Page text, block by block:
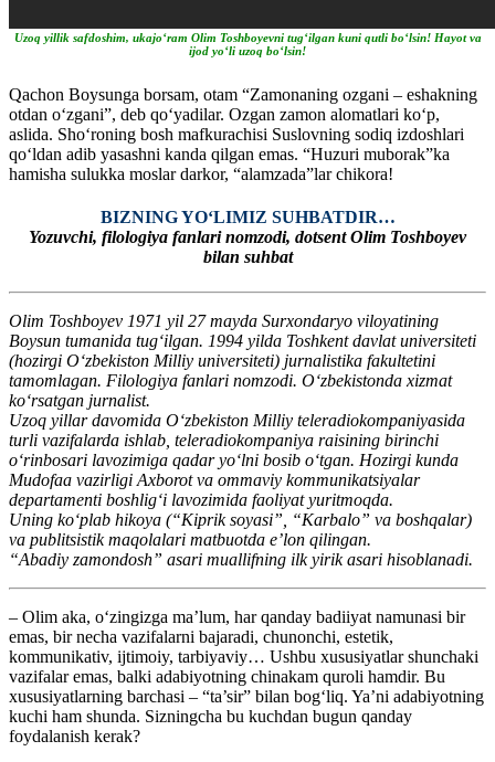
Uzoq yillik safdoshim, ukajo‘ram Olim Toshboyevni tug‘ilgan kuni qutli bo‘lsin! Hayot va
ijod yo‘li uzoq bo‘lsin!
Qachon Boysunga borsam, otam “Zamonaning ozgani – eshakning
otdan o‘zgani”, deb qo‘yadilar. Ozgan zamon alomatlari ko‘p,
aslida. Sho‘roning bosh mafkurachisi Suslovning sodiq izdoshlari
qo‘ldan adib yasashni kanda qilgan emas. “Huzuri muborak”ka
hamisha sulukka moslar darkor, “alamzada”lar chikora!
BIZNING YO‘LIMIZ SUHBATDIR…
Yozuvchi, filologiya fanlari nomzodi, dotsent Olim Toshboyev
bilan suhbat
Olim Toshboyev 1971 yil 27 mayda Surxondaryo viloyatining
Boysun tumanida tug‘ilgan. 1994 yilda Toshkent davlat universiteti
(hozirgi O‘zbekiston Milliy universiteti) jurnalistika fakultetini
tamomlagan. Filologiya fanlari nomzodi. O‘zbekistonda xizmat
ko‘rsatgan jurnalist.
Uzoq yillar davomida O‘zbekiston Milliy teleradiokompaniyasida
turli vazifalarda ishlab, teleradiokompaniya raisining birinchi
o‘rinbosari lavozimiga qadar yo‘lni bosib o‘tgan. Hozirgi kunda
Mudofaa vazirligi Axborot va ommaviy kommunikatsiyalar
departamenti boshlig‘i lavozimida faoliyat yuritmoqda.
Uning ko‘plab hikoya (“Kiprik soyasi”, “Karbalo” va boshqalar)
va publitsistik maqolalari matbuotda e’lon qilingan.
“Abadiy zamondosh” asari muallifning ilk yirik asari hisoblanadi.
– Olim aka, o‘zingizga ma’lum, har qanday badiiyat namunasi bir
emas, bir necha vazifalarni bajaradi, chunonchi, estetik,
kommunikativ, ijtimoiy, tarbiyaviy… Ushbu xususiyatlar shunchaki
vazifalar emas, balki adabiyotning chinakam quroli hamdir. Bu
xususiyatlarning barchasi – “ta’sir” bilan bog‘liq. Ya’ni adabiyotning
kuchi ham shunda. Sizningcha bu kuchdan bugun qanday
foydalanish kerak?